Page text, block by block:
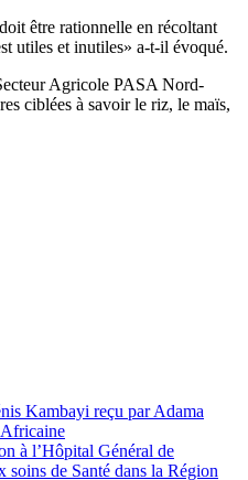
être rationnelle en récoltant
utiles et inutiles» a-t-il évoqué.
Agricole PASA Nord-
ciblées à savoir le riz, le maïs,
Kambayi reçu par Adama
à l’Hôpital Général de
de Santé dans la Région